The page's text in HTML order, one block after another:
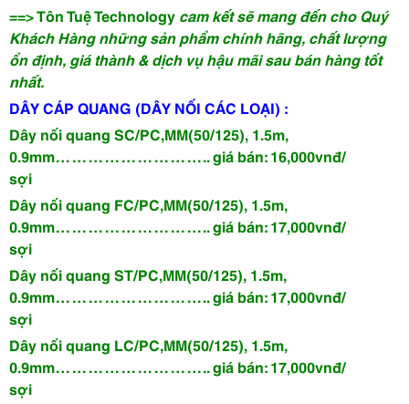
==> Tôn Tuệ Technology cam kết sẽ mang đến cho Quý
Khách Hàng những sản phẩm chính hãng, chất lượng
ổn định, giá thành & dịch vụ hậu mãi sau bán hàng tốt
nhất.
DÂY CÁP QUANG (DÂY NỐI CÁC LOẠI) :
Dây nối quang SC/PC,MM(50/125), 1.5m,
0.9mm……………………….. giá bán: 16,000vnđ/
sợi
Dây nối quang FC/PC,MM(50/125), 1.5m,
0.9mm……………………….. giá bán: 17,000vnđ/
sợi
Dây nối quang ST/PC,MM(50/125), 1.5m,
0.9mm……………………….. giá bán: 17,000vnđ/
sợi
Dây nối quang LC/PC,MM(50/125), 1.5m,
0.9mm……………………….. giá bán: 17,000vnđ/
sợi